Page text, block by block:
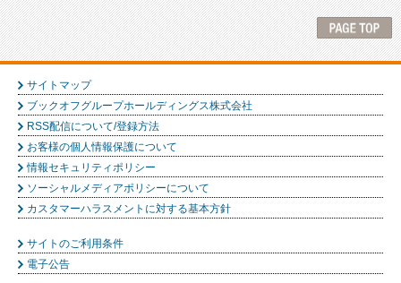
サイトマップ
ブックオフグループホールディングス株式会社
RSS配信について/登録方法
お客様の個人情報保護について
情報セキュリティポリシー
ソーシャルメディアポリシーについて
カスタマーハラスメントに対する基本方針
サイトのご利用条件
電子公告